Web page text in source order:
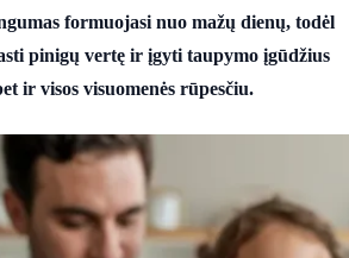
formuojasi nuo mažų dienų, todėl
pinigų vertę ir įgyti taupymo įgūdžius
ir visos visuomenės rūpesčiu.